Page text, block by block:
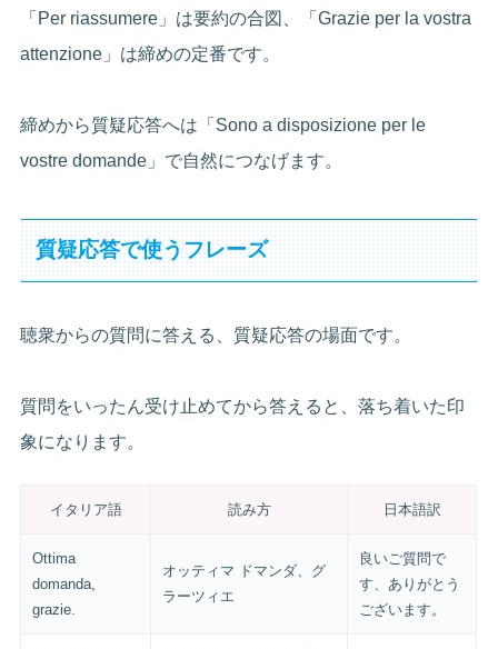
「Per riassumere」は要約の合図、「Grazie per la vostra
attenzione」は締めの定番です。
締めから質疑応答へは「Sono a disposizione per le
vostre domande」で自然につなげます。
質疑応答で使うフレーズ
聴衆からの質問に答える、質疑応答の場面です。
質問をいったん受け止めてから答えると、落ち着いた印
象になります。
イタリア語 読み方 日本語訳
Ottima
domanda,
grazie.
オッティマ ドマンダ、グ
ラーツィエ
良いご質問で
す、ありがとう
ございます。